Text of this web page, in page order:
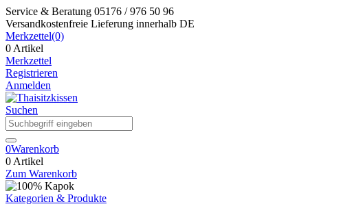
Service & Beratung 05176 / 976 50 96
Versandkostenfreie Lieferung innerhalb DE
Merkzettel(0)
0 Artikel
Merkzettel
Registrieren
Anmelden
Suchen
0Warenkorb
0 Artikel
Zum Warenkorb
Kategorien & Produkte